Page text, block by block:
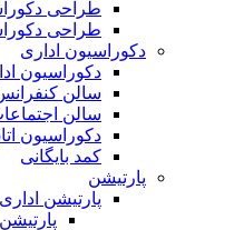
طراحی
طراحی
دکوراسیون اداری
دکوراسیون
سالن
سالن
دکوراسیون
کمد بایگانی
پارتیشن
پارتیشن اداری